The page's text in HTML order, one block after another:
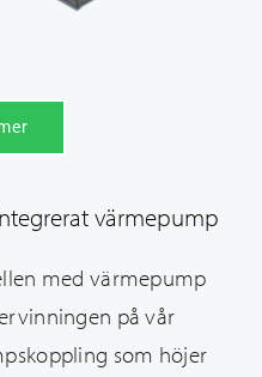
värmepump
med värmepump
på vår
som höjer